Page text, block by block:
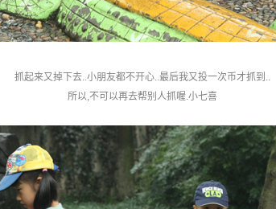
抓起来又掉下去..小朋友都不开心..最后我又投一次币才抓到..
所以,不可以再去帮别人抓喔.小七喜